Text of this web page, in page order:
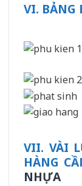
VI. BẢNG
VII. VÀI
HÀNG
NHỰA